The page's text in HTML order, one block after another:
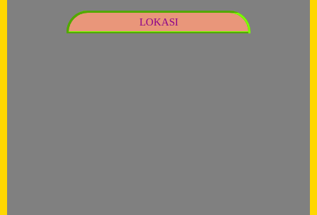
LOKASI